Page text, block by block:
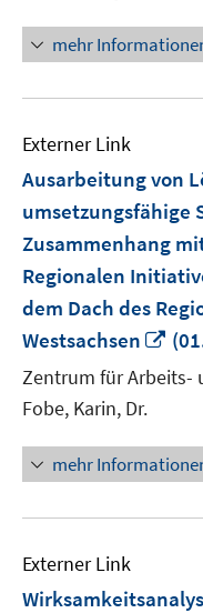
mehr
Externer Link
Ausarbeitung von
umsetzungsfähige
Zusammenhang
Regionalen
dem Dach des
Westsachsen
In
Zentrum für Arbeits-
Fobe, Karin, Dr.
mehr
Externer Link